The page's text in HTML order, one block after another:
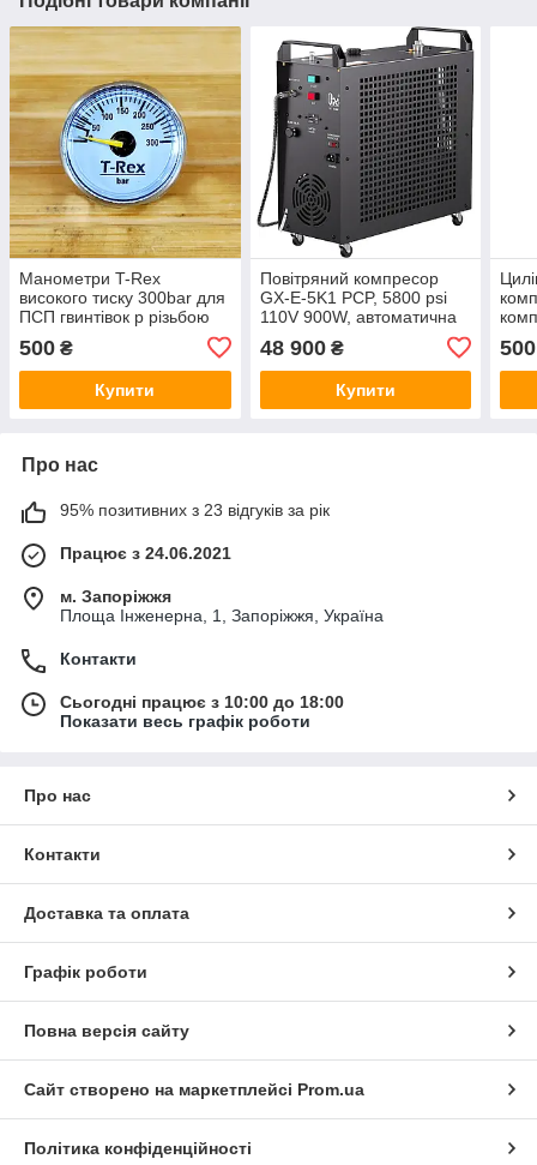
Манометри T-Rex
високого тиску 300bar для
ПСП гвинтівок p різьбою
500 ₴
Купити
Повітряний компресор
GX-E-5K1 PCP, 5800 psi
110V 900W, автоматична
зупинка, 1 поршень та 4
рівні стиснення
48 900₴
Купити
500
Про нас
95% позитивних з 23 відгуків за рік
Працює з 24.06.2021
м. Запоріжжя
Площа Інженерна, 1, Запоріжжя, Україна
Контакти
Сьогодні працює з 10:00 до 18:00
Показати весь графік роботи
Про нас
Контакти
Доставка та оплата
Графік роботи
Повна версія сайту
Сайт створено на маркетплейсі Prom.ua
Політика конфіденційності